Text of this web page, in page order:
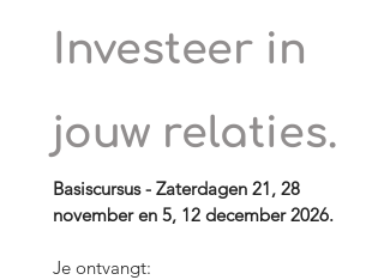
Investeer in
jouw relaties.
Basiscursus - Zaterdagen 21, 28
november en 5, 12 december 2026.
Je ontvangt:​